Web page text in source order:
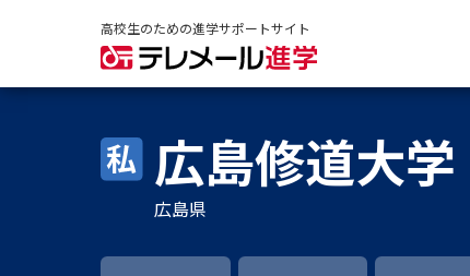
高校生のための進学サポートサイト
広島修道大学
広島県